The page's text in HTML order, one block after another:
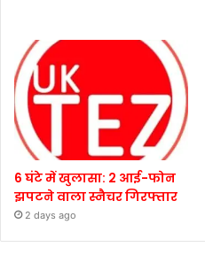
6 घंटे में खुलासा: 2 आई-फोन
झपटने वाला स्नैचर गिरफ्तार
2 days ago